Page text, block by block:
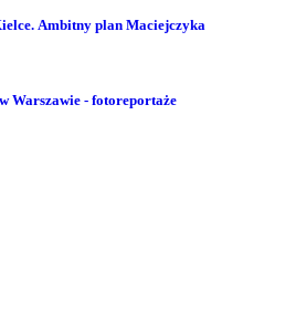
Ambitny plan Maciejczyka
Warszawie - fotoreportaże